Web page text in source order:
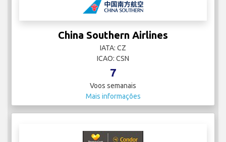
China Southern Airlines
IATA: CZ
ICAO: CSN
7
Voos semanais
Mais informações